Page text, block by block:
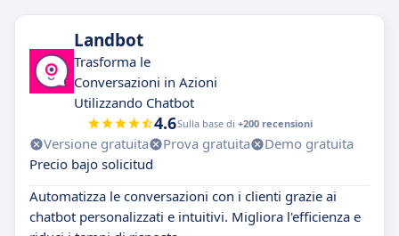
Landbot
Trasforma le
Conversazioni in Azioni
Utilizzando Chatbot
4.6Sulla base di +200 recensioni
Versione gratuita Prova gratuita
Demo gratuita
Precio bajo solicitud
Automatizza le conversazioni con i clienti grazie ai
chatbot personalizzati e intuitivi. Migliora l'efficienza e